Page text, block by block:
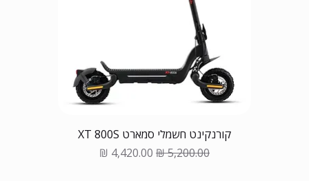
קורנקינט חשמלי סמארט XT 800S
Regular Price
Sale Price